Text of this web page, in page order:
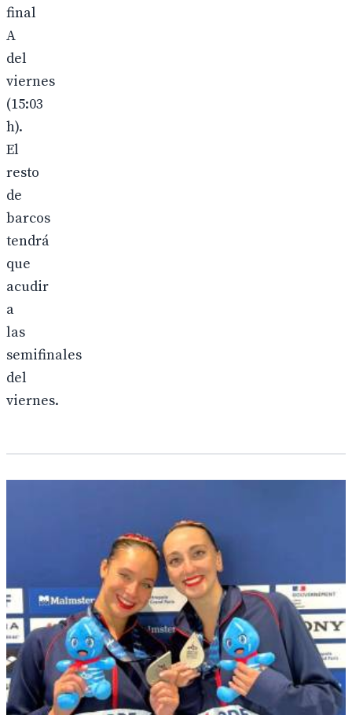
final
A
del
viernes
(15:03
h).
El
resto
de
barcos
tendrá
que
acudir
a
las
semifinales
del
viernes.